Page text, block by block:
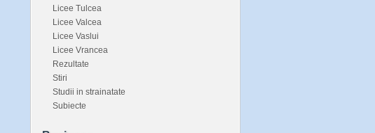
Licee Tulcea
Licee Valcea
Licee Vaslui
Licee Vrancea
Rezultate
Stiri
Studii in strainatate
Subiecte